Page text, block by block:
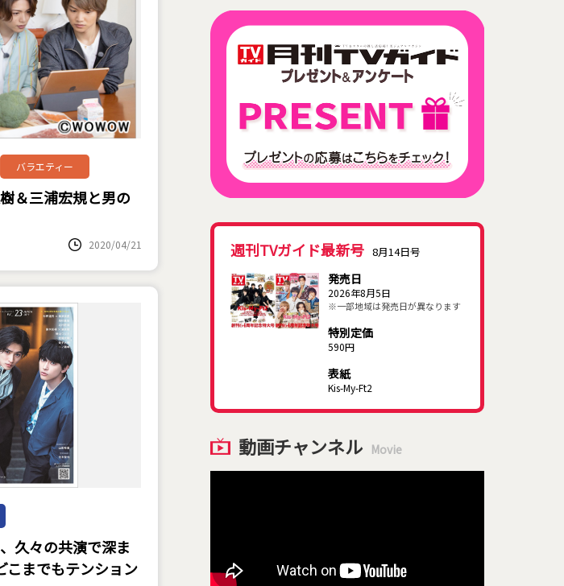
バラエティー
＆三浦宏規と男の
2020/04/21
久々の共演で深ま
こまでもテンション
週刊TVガイド最新号 8月14日号
発売日
2026年8月5日
※一部地域は発売日が異なります
特別定価
590円
表紙
Kis-My-Ft2
動画チャンネル Movie